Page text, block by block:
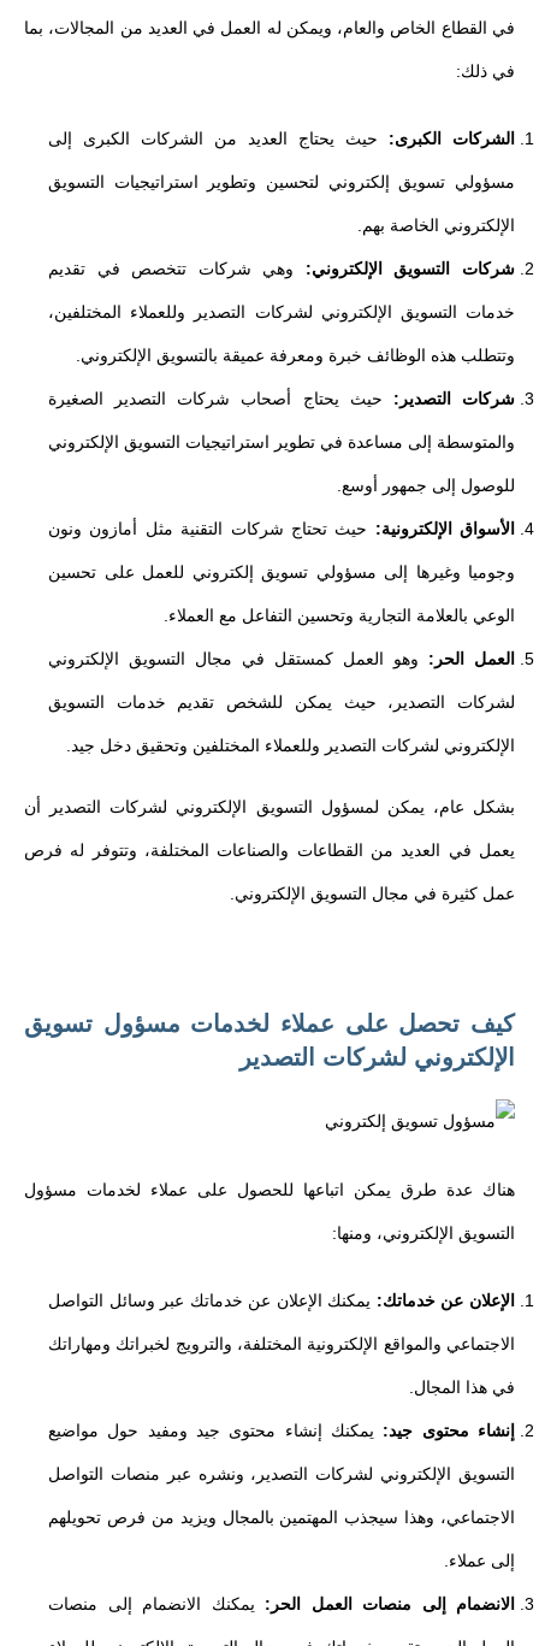
في القطاع الخاص والعام، ويمكن له العمل في العديد من المجالات، بما
في ذلك:
الشركات الكبرى: حيث يحتاج العديد من الشركات الكبرى إلى
مسؤولي تسويق إلكتروني لتحسين وتطوير استراتيجيات التسويق
الإلكتروني الخاصة بهم.
شركات التسويق الإلكتروني: وهي شركات تتخصص في تقديم
خدمات التسويق الإلكتروني لشركات التصدير وللعملاء المختلفين،
وتتطلب هذه الوظائف خبرة ومعرفة عميقة بالتسويق الإلكتروني.
شركات التصدير: حيث يحتاج أصحاب شركات التصدير الصغيرة
والمتوسطة إلى مساعدة في تطوير استراتيجيات التسويق الإلكتروني
للوصول إلى جمهور أوسع.
الأسواق الإلكترونية: حيث تحتاج شركات التقنية مثل أمازون ونون
وجوميا وغيرها إلى مسؤولي تسويق إلكتروني للعمل على تحسين
الوعي بالعلامة التجارية وتحسين التفاعل مع العملاء.
العمل الحر: وهو العمل كمستقل في مجال التسويق الإلكتروني
لشركات التصدير، حيث يمكن للشخص تقديم خدمات التسويق
الإلكتروني لشركات التصدير وللعملاء المختلفين وتحقيق دخل جيد.
بشكل عام، يمكن لمسؤول التسويق الإلكتروني لشركات التصدير أن
يعمل في العديد من القطاعات والصناعات المختلفة، وتتوفر له فرص
عمل كثيرة في مجال التسويق الإلكتروني.
كيف تحصل على عملاء لخدمات مسؤول تسويق
الإلكتروني لشركات التصدير
هناك عدة طرق يمكن اتباعها للحصول على عملاء لخدمات مسؤول
التسويق الإلكتروني، ومنها:
الإعلان عن خدماتك: يمكنك الإعلان عن خدماتك عبر وسائل التواصل
الاجتماعي والمواقع الإلكترونية المختلفة، والترويج لخبراتك ومهاراتك
في هذا المجال.
إنشاء محتوى جيد: يمكنك إنشاء محتوى جيد ومفيد حول مواضيع
التسويق الإلكتروني لشركات التصدير، ونشره عبر منصات التواصل
الاجتماعي، وهذا سيجذب المهتمين بالمجال ويزيد من فرص تحويلهم
إلى عملاء.
الانضمام إلى منصات العمل الحر: يمكنك الانضمام إلى منصات